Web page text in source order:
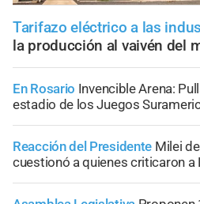
Tarifazo eléctrico a las
la producción al vaivén del
En Rosario Invencible Arena:
estadio de los Juegos
Reacción del Presidente Milei
cuestionó a quienes criticaron a